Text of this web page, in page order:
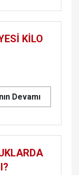
KİLO
Devamı